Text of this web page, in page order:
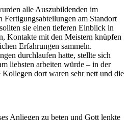
alle Auszubildenden im
Fertigungsabteilungen am Standort
sie einen tieferen Einblick in
Kontakte mit den Meistern knüpfen
Erfahrungen sammeln.
durchlaufen hatte, stellte sich
liebsten arbeiten würde – in der
dort waren sehr nett und die
Anliegen zu beten und Gott lenkte